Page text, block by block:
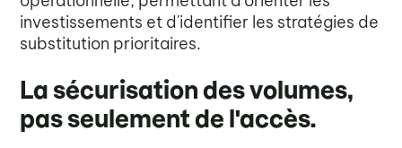
investissements et d'identifier les stratégies de
substitution prioritaires.
La sécurisation des volumes,
pas seulement de l'accès.